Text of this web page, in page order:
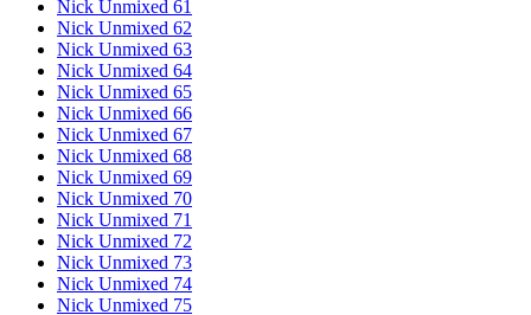
Nick Unmixed 61
Nick Unmixed 62
Nick Unmixed 63
Nick Unmixed 64
Nick Unmixed 65
Nick Unmixed 66
Nick Unmixed 67
Nick Unmixed 68
Nick Unmixed 69
Nick Unmixed 70
Nick Unmixed 71
Nick Unmixed 72
Nick Unmixed 73
Nick Unmixed 74
Nick Unmixed 75